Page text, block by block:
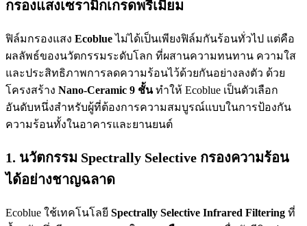
กรองแสงเซรามิกเกรดพรีเมียม
ฟิล์มกรองแสง Ecoblueไม่ได้เป็นเพียงฟิล์มกันร้อนทั่วไป แต่คือ
ผลลัพธ์ของนวัตกรรมระดับโลก ที่ผสานความทนทาน ความใส
และประสิทธิภาพการลดความร้อนไว้ด้วยกันอย่างลงตัว ด้วย
โครงสร้าง Nano-Ceramic 9 ชั้นทำให้ Ecoblue เป็นตัวเลือก
อันดับหนึ่งสำหรับผู้ที่ต้องการความสมบูรณ์แบบในการป้องกัน
ความร้อนทั้งในอาคารและยานยนต์
1. นวัตกรรม Spectrally Selective กรองความร้อน
ได้อย่างชาญฉลาด
Ecoblue ใช้เทคโนโลยี Spectrally Selective Infrared Filtering ที่